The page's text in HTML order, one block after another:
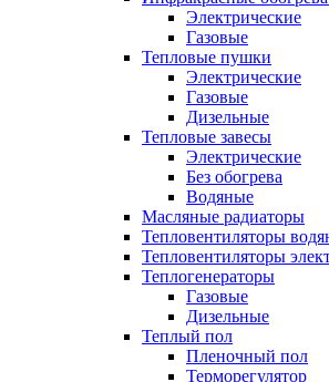
Электрические
Газовые
Тепловые пушки
Электрические
Газовые
Дизельные
Тепловые завесы
Электрические
Без обогрева
Водяные
Масляные радиаторы
Тепловентиляторы
Тепловентиляторы
Теплогенераторы
Газовые
Дизельные
Теплый пол
Пленочный пол
Терморегулятор